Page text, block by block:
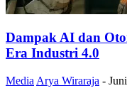
Dampak AI dan
Era Industri 4.0
Media Arya Wiraraja -